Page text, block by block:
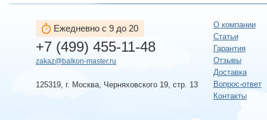
Ежедневно с 9 до 20
+7 (499) 455-11-48
zakaz@balkon-master.ru
125319, г. Москва, Черняховского 19, стр. 13
О компании
Статьи
Гарантия
Отзывы
Доставка
Вопрос-ответ
Контакты